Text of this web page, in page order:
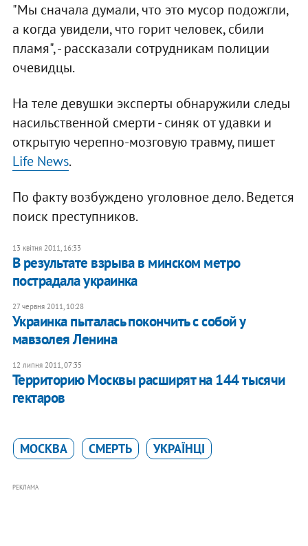
"Мы сначала думали, что это мусор подожгли,
а когда увидели, что горит человек, сбили
пламя", - рассказали сотрудникам полиции
очевидцы.
На теле девушки эксперты обнаружили следы
насильственной смерти - синяк от удавки и
открытую черепно-мозговую травму, пишет
Life News.
По факту возбуждено уголовное дело. Ведется
поиск преступников.
13 квітня 2011, 16:33
В результате взрыва в минском метро
пострадала украинка
27 червня 2011, 10:28
Украинка пыталась покончить с собой у
мавзолея Ленина
12 липня 2011, 07:35
Территорию Москвы расширят на 144 тысячи
гектаров
МОСКВА СМЕРТЬ УКРАЇНЦІ
РЕКЛАМА